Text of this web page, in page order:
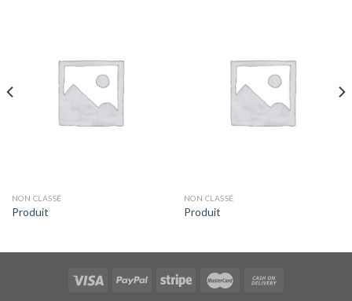
NON CLASSÉ
Produit
NON CLASSÉ
Produit